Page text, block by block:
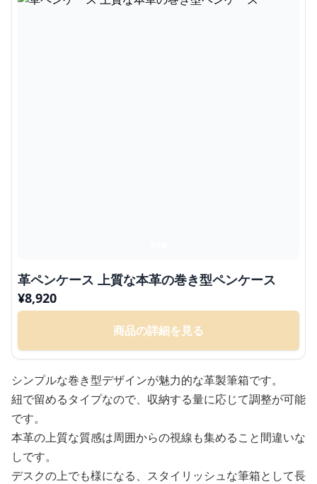
革ペンケース 上質な本革の巻き型ペンケース
¥8,920
商品の詳細を見る
シンプルな巻き型デザインが魅力的な革製筆箱です。
紐で留めるタイプなので、収納する量に応じて調整が可能
です。
本革の上質な質感は周囲からの視線も集めること間違いな
しです。
デスクの上でも様になる、スタイリッシュな筆箱として長